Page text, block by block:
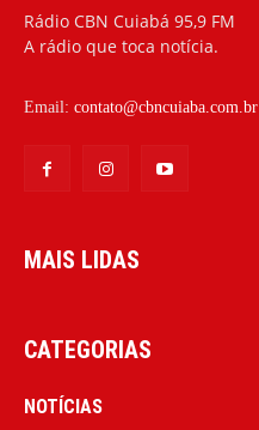
Rádio CBN Cuiabá 95,9 FM
A rádio que toca notícia.
Email: contato@cbncuiaba.com.br
MAIS LIDAS
CATEGORIAS
NOTÍCIAS